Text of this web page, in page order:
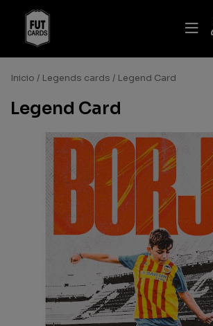
Inicio / Legends cards / Legend Card
Legend Card